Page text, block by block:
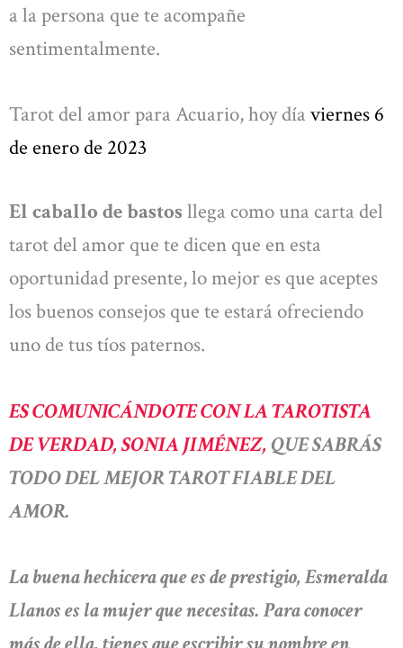
a la persona que te acompañe
sentimentalmente.
Tarot del amor para Acuario, hoy día viernes 6
de enero de 2023
El caballo de bastos llega como una carta del
tarot del amor que te dicen que en esta
oportunidad presente, lo mejor es que aceptes
los buenos consejos que te estará ofreciendo
uno de tus tíos paternos.
ES COMUNICÁNDOTE CON LA TAROTISTA
DE VERDAD, SONIA JIMÉNEZ, QUE SABRÁS
TODO DEL MEJOR TAROT FIABLE DEL
AMOR.
La buena hechicera que es de prestigio, Esmeralda
Llanos es la mujer que necesitas. Para conocer